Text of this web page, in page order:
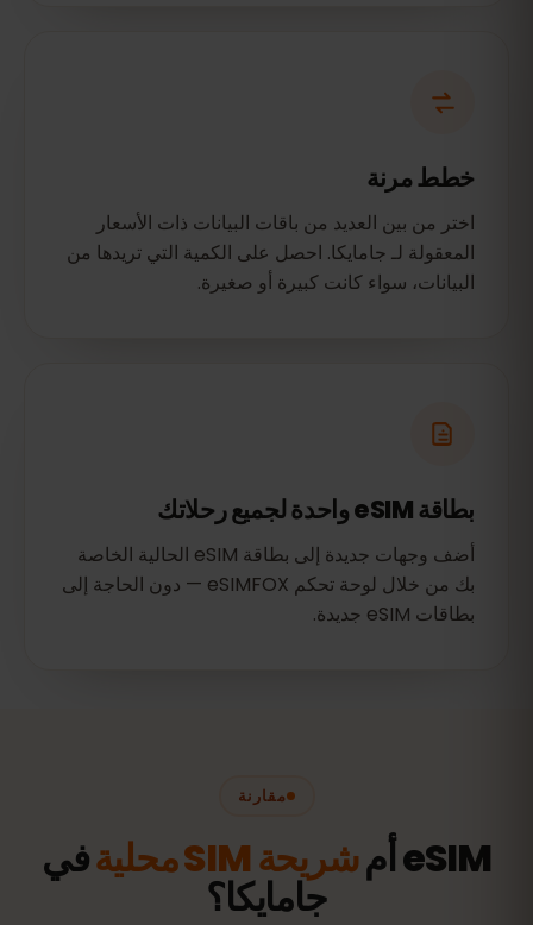
خطط مرنة
اختر من بين العديد من باقات البيانات ذات الأسعار
المعقولة لـ جامايكا. احصل على الكمية التي تريدها من
البيانات، سواء كانت كبيرة أو صغيرة.
بطاقة eSIM واحدة لجميع رحلاتك
أضف وجهات جديدة إلى بطاقة eSIM الحالية الخاصة
بك من خلال لوحة تحكم eSIMFOX — دون الحاجة إلى
بطاقات eSIM جديدة.
مقارنة
eSIM أم شريحة SIM محلية في
جامايكا؟